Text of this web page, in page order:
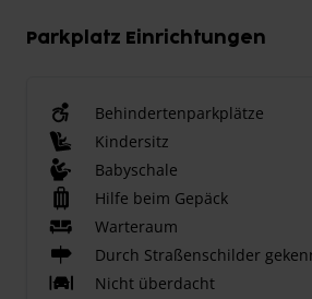
Parkplatz Einrichtungen
Behindertenparkplätze
Kindersitz
Babyschale
Hilfe beim Gepäck
Warteraum
Durch Straßenschilder
Nicht überdacht